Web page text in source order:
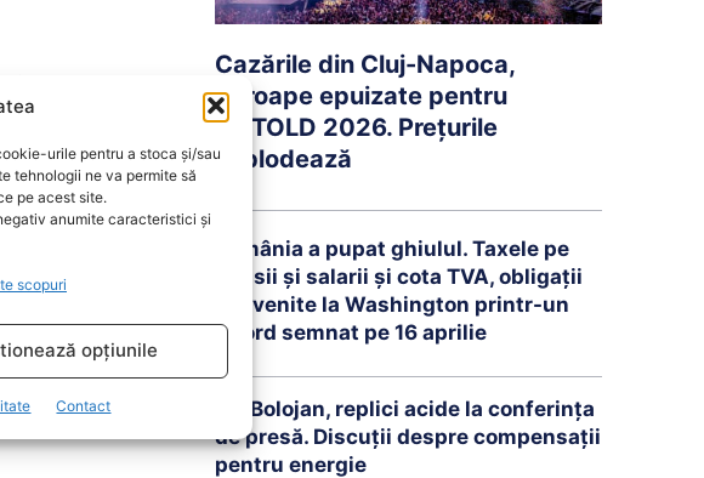
urile pentru a stoca și/sau
tehnologii ne va permite să
pe acest site.
anumite caracteristici și
scopuri
opțiunile
Contact
ce
pe
este
cam
Cazările din Cluj-Napoca,
aproape epuizate pentru
UNTOLD 2026. Prețurile
explodează
România a pupat ghiulul. Taxele pe
pensii și salarii și cota TVA, obligații
convenite la Washington printr-un
Acord semnat pe 16 aprilie
Ilie Bolojan, replici acide la conferința
de presă. Discuții despre compensații
pentru energie